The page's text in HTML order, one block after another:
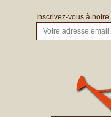
Inscrivez-vous à